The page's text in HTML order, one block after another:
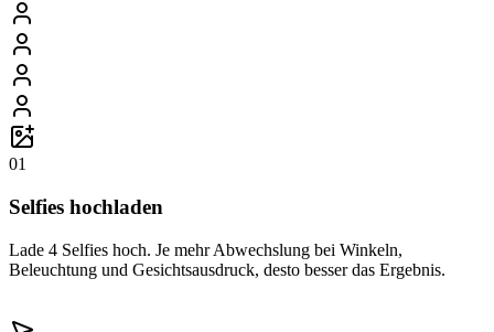
01
Selfies hochladen
Lade 4 Selfies hoch. Je mehr Abwechslung bei Winkeln,
Beleuchtung und Gesichtsausdruck, desto besser das Ergebnis.